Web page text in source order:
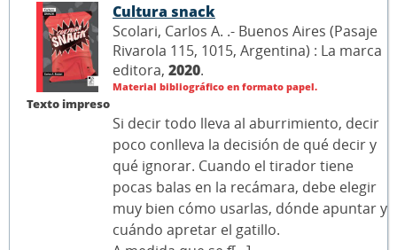
Texto impreso
Cultura snack
Scolari, Carlos A. .- Buenos Aires (Pasaje
Rivarola 115, 1015, Argentina) : La marca
editora, 2020.
Material bibliográfico en formato papel.
Si decir todo lleva al aburrimiento, decir
poco conlleva la decisión de qué decir y
qué ignorar. Cuando el tirador tiene
pocas balas en la recámara, debe elegir
muy bien cómo usarlas, dónde apuntar y
cuándo apretar el gatillo.